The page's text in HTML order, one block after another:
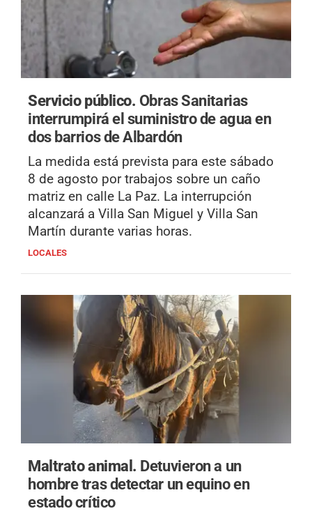
Servicio público. Obras Sanitarias
interrumpirá el suministro de agua en
dos barrios de Albardón
La medida está prevista para este sábado
8 de agosto por trabajos sobre un caño
matriz en calle La Paz. La interrupción
alcanzará a Villa San Miguel y Villa San
Martín durante varias horas.
LOCALES
Maltrato animal. Detuvieron a un
hombre tras detectar un equino en
estado crítico